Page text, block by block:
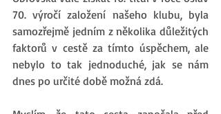
70. výročí založení našeho klubu, byla
samozřejmě jedním z několika důležitých
faktorů v cestě za tímto úspěchem, ale
nebylo to tak jednoduché, jak se nám
dnes po určité době možná zdá.